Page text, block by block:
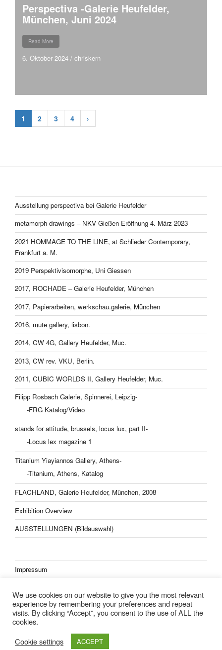
Perspectiva -Galerie Heufelder,
München, Juni 2024
Read More
6. Oktober 2024 / chriskern
1 2 3 4 ›
Ausstellung perspectiva bei Galerie Heufelder
metamorph drawings – NKV Gießen Eröffnung 4. März 2023
2021 HOMMAGE TO THE LINE, at Schlieder Contemporary,
Frankfurt a. M.
2019 Perspektivisomorphe, Uni Giessen
2017, ROCHADE – Galerie Heufelder, München
2017, Papierarbeiten, werkschau.galerie, München
2016, mute gallery, lisbon.
2014, CW 4G, Gallery Heufelder, Muc.
2013, CW rev. VKU, Berlin.
2011, CUBIC WORLDS II, Gallery Heufelder, Muc.
Filipp Rosbach Galerie, Spinnerei, Leipzig-
-FRG Katalog/Video
stands for attitude, brussels, locus lux, part II-
-Locus lex magazine 1
Titanium Yiayiannos Gallery, Athens-
-Titanium, Athens, Katalog
FLACHLAND, Galerie Heufelder, München, 2008
Exhibition Overview
AUSSTELLUNGEN (Bildauswahl)
Impressum
Lisa Kern Kleider
We use cookies on our website to give you the most relevant
experience by remembering your preferences and repeat
visits. By clicking “Accept”, you consent to the use of ALL the
cookies.
Cookie settings
ACCEPT